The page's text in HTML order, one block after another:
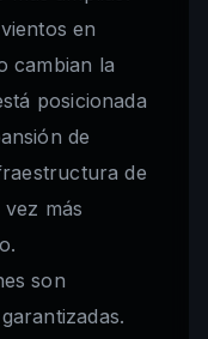
en
cambian la
posicionada
de
de
más
son